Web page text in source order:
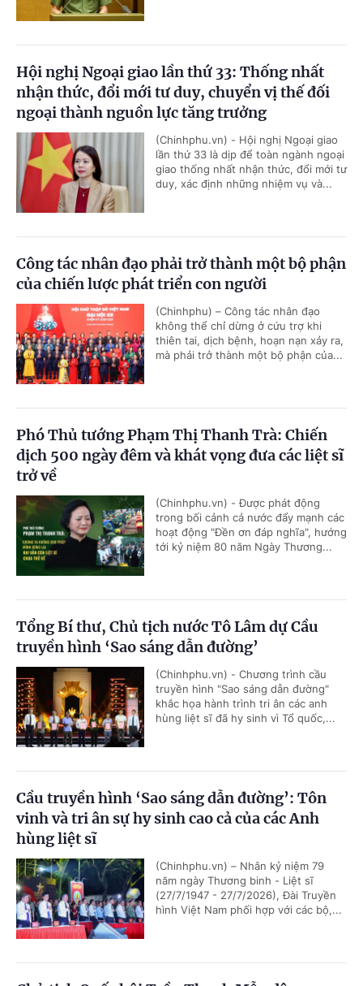
Hội nghị Ngoại giao lần thứ 33: Thống nhất
nhận thức, đổi mới tư duy, chuyển vị thế đối
ngoại thành nguồn lực tăng trưởng
(Chinhphu.vn) - Hội nghị Ngoại giao
lần thứ 33 là dịp để toàn ngành ngoại
giao thống nhất nhận thức, đổi mới tư
duy, xác định những nhiệm vụ và...
Công tác nhân đạo phải trở thành một bộ phận
của chiến lược phát triển con người
(Chinhphu) – Công tác nhân đạo
không thể chỉ dừng ở cứu trợ khi
thiên tai, dịch bệnh, hoạn nạn xảy ra,
mà phải trở thành một bộ phận của...
Phó Thủ tướng Phạm Thị Thanh Trà: Chiến
dịch 500 ngày đêm và khát vọng đưa các liệt sĩ
trở về
(Chinhphu.vn) - Được phát động
trong bối cảnh cả nước đẩy mạnh các
hoạt động "Đền ơn đáp nghĩa", hướng
tới kỷ niệm 80 năm Ngày Thương...
Tổng Bí thư, Chủ tịch nước Tô Lâm dự Cầu
truyền hình ‘Sao sáng dẫn đường’
(Chinhphu.vn) - Chương trình cầu
truyền hình "Sao sáng dẫn đường"
khắc họa hành trình tri ân các anh
hùng liệt sĩ đã hy sinh vì Tổ quốc,...
Cầu truyền hình ‘Sao sáng dẫn đường’: Tôn
vinh và tri ân sự hy sinh cao cả của các Anh
hùng liệt sĩ
(Chinhphu.vn) – Nhân kỷ niệm 79
năm ngày Thương binh - Liệt sĩ
(27/7/1947 - 27/7/2026), Đài Truyền
hình Việt Nam phối hợp với các bộ,...